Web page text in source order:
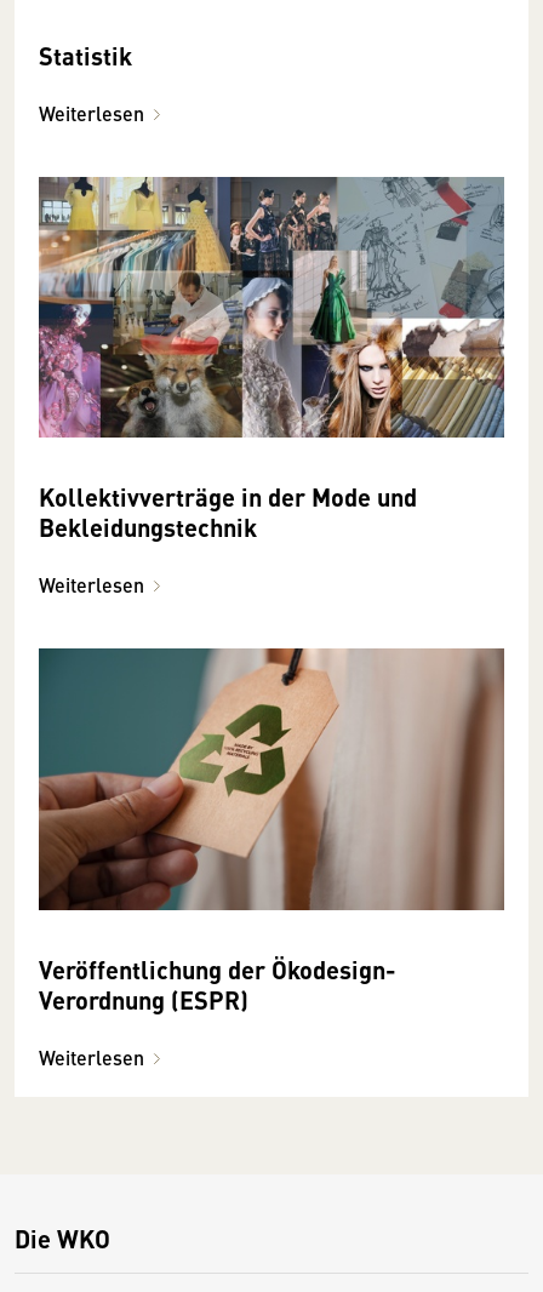
Statistik
Weiterlesen
Kollektivverträge in der Mode und
Bekleidungstechnik
Weiterlesen
Veröffentlichung der Ökodesign-
Verordnung (ESPR)
Weiterlesen
Die WKO